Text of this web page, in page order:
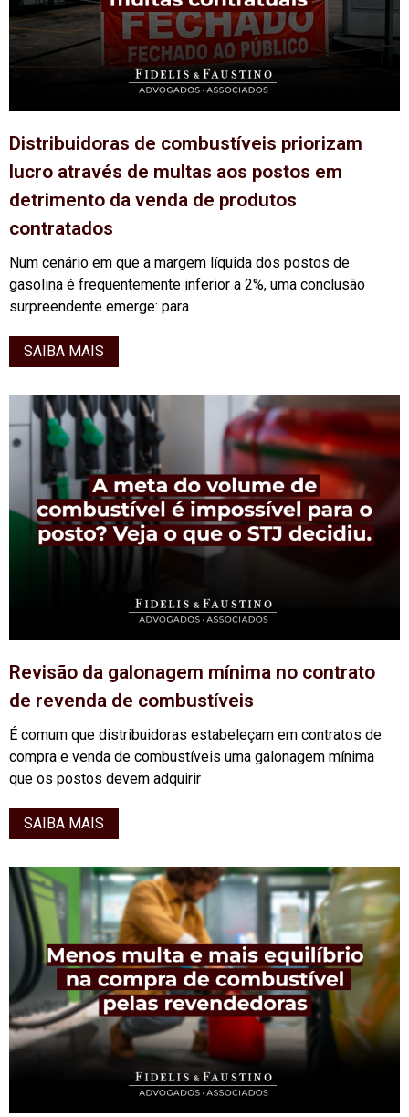
Distribuidoras de combustíveis priorizam
lucro através de multas aos postos em
detrimento da venda de produtos
contratados
Num cenário em que a margem líquida dos postos de
gasolina é frequentemente inferior a 2%, uma conclusão
surpreendente emerge: para
SAIBA MAIS
Revisão da galonagem mínima no contrato
de revenda de combustíveis
É comum que distribuidoras estabeleçam em contratos de
compra e venda de combustíveis uma galonagem mínima
que os postos devem adquirir
SAIBA MAIS